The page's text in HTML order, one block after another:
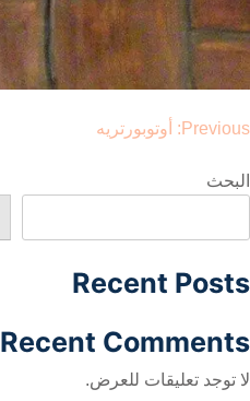
تصفّح
المقالات
Previous: أوتوبورتريه
البحث
Recent Posts
Recent Comments
لا توجد تعليقات للعرض.